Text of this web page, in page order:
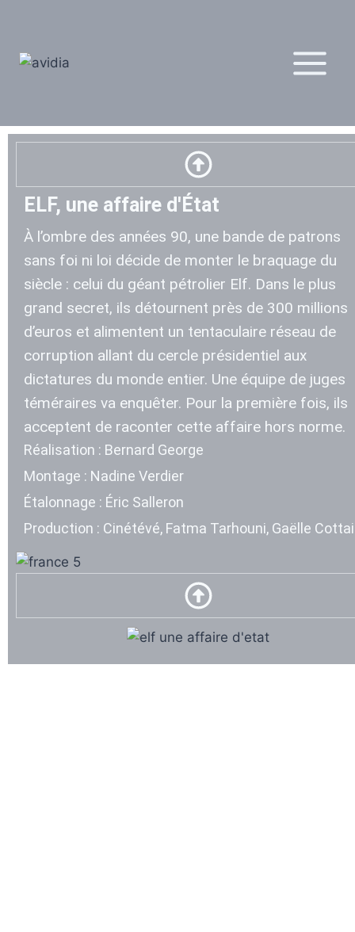
ELF, une affaire d'État
À l’ombre des années 90, une bande de patrons
sans foi ni loi décide de monter le braquage du
siècle : celui du géant pétrolier Elf. Dans le plus
grand secret, ils détournent près de 300 millions
d’euros et alimentent un tentaculaire réseau de
corruption allant du cercle présidentiel aux
dictatures du monde entier. Une équipe de juges
téméraires va enquêter. Pour la première fois, ils
acceptent de raconter cette affaire hors norme.
Réalisation : Bernard George
Montage : Nadine Verdier
Étalonnage : Éric Salleron
Production : Cinétévé, Fatma Tarhouni, Gaëlle